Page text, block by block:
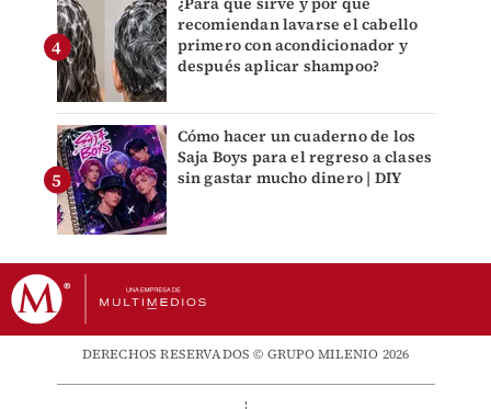
recomiendan lavarse el cabello
primero con acondicionador y
después aplicar shampoo?
Cómo hacer un cuaderno de los
Saja Boys para el regreso a clases
sin gastar mucho dinero | DIY
DERECHOS RESERVADOS © GRUPO MILENIO 2026